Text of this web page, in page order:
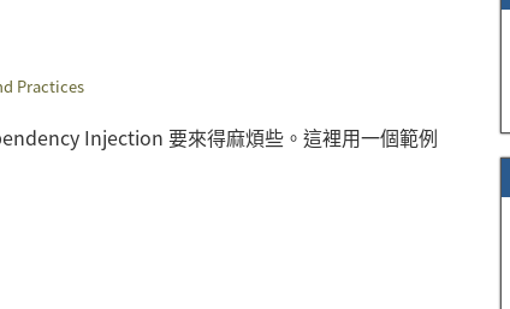
Practices
Injection 要來得麻煩些。這裡用一個範例